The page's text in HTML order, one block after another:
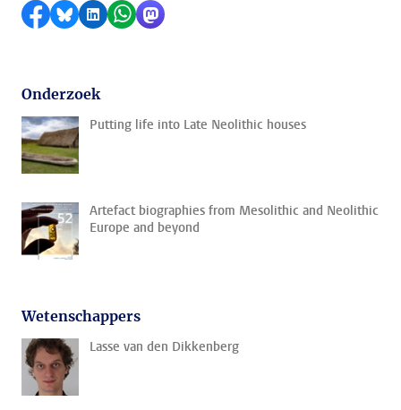
Delen op Facebook
Delen via Bluesky
Delen op LinkedIn
Delen via WhatsApp
Delen via Mastodon
Onderzoek
Putting life into Late Neolithic houses
Artefact biographies from Mesolithic and Neolithic
Europe and beyond
Wetenschappers
Lasse van den Dikkenberg